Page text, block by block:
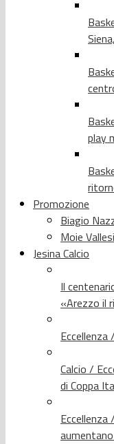
play
Promozione
Biagio
Moie
Jesina Calcio
Il
«Arezzo il
Calcio /
di Coppa